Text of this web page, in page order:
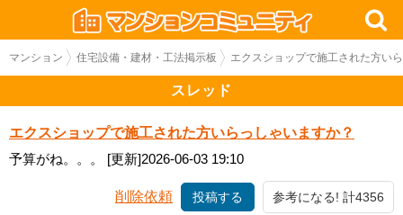
マンション 住宅設備・建材・工法掲示板 エクスショップで施工された方い
スレッド
エクスショップで施工された方いらっしゃいますか？
予算がね。。。
[更新]2026-06-03 19:10
削除依頼 投稿する 参考になる! 計4356